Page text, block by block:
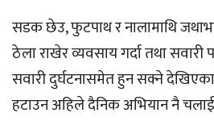
सडक छेउ, फुटपाथ र नालामाथि
ठेला राखेर व्यवसाय गर्दा तथा सवारी
सवारी दुर्घटनासमेत हुन सक्ने
हटाउन अहिले दैनिक अभियान नै